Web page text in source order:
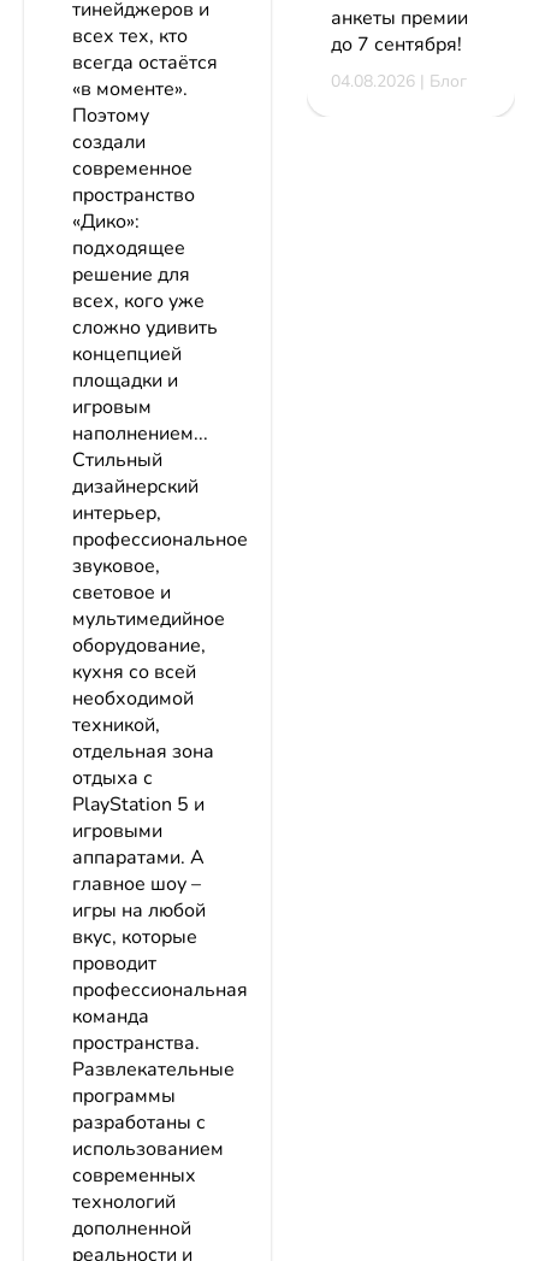
тинейджеров и
всех тех, кто
всегда остаётся
«в моменте».
Поэтому
создали
современное
пространство
«Дико»:
подходящее
решение для
всех, кого уже
сложно удивить
концепцией
площадки и
игровым
наполнением...
Стильный
дизайнерский
интерьер,
профессиональное
звуковое,
световое и
мультимедийное
оборудование,
кухня со всей
необходимой
техникой,
отдельная зона
отдыха с
PlayStation 5 и
игровыми
аппаратами. А
главное шоу –
игры на любой
вкус, которые
проводит
профессиональная
команда
пространства.
Развлекательные
программы
разработаны с
использованием
современных
технологий
дополненной
реальности и
анкеты премии
до 7 сентября!
04.08.2026 | Блог